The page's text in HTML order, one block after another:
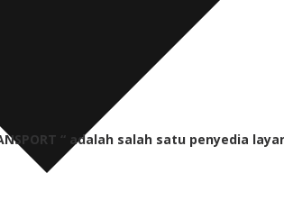
“ adalah salah satu penyedia